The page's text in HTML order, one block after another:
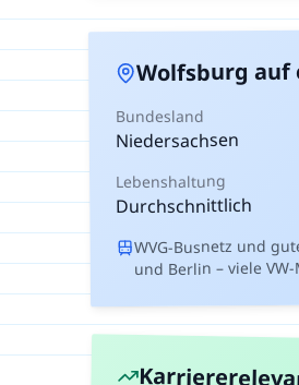
Wolfsburg auf
Bundesland
Niedersachsen
Lebenshaltung
Durchschnittlich
WVG-Busnetz und
und Berlin – viele